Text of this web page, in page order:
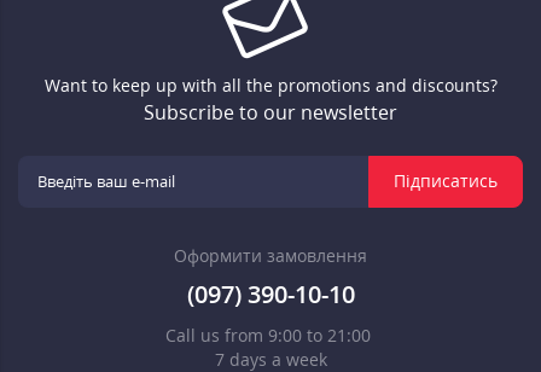
Want to keep up with all the promotions and discounts?
Subscribe to our newsletter
Підписатись
Оформити замовлення
(097) 390-10-10
Call us from 9:00 to 21:00
7 days a week